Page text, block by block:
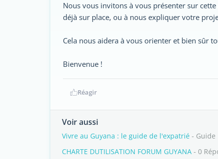
Nous vous invitons à vous présenter sur
déjà sur place, ou à nous expliquer votre
Cela nous aidera à vous orienter et bien sûr
Bienvenue !
Réagir
Voir aussi
Vivre au Guyana : le guide de l'expatrié - Guide
CHARTE DUTILISATION FORUM GUYANA - 0